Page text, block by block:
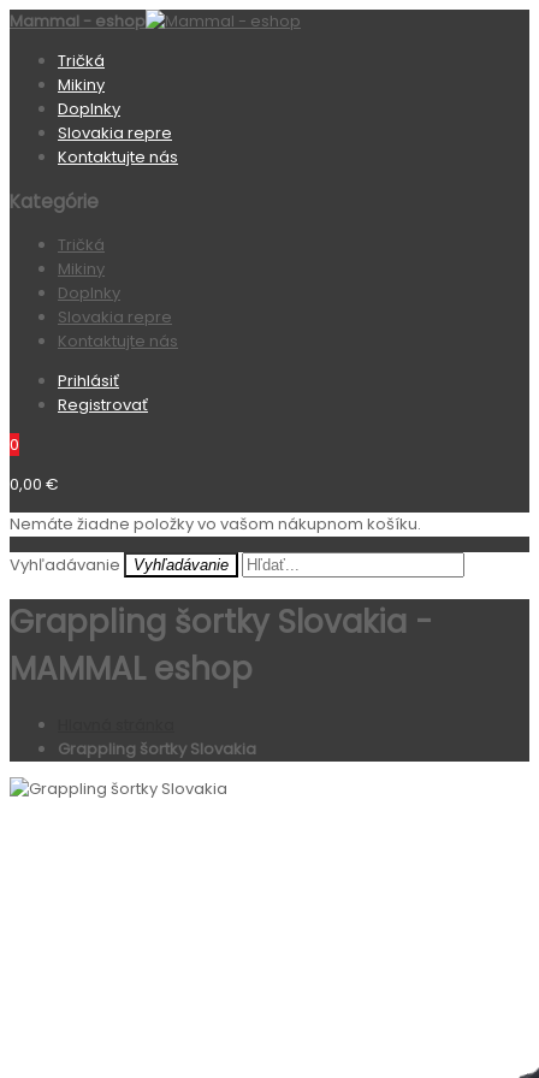
Mammal - eshop
Tričká
Mikiny
Doplnky
Slovakia repre
Kontaktujte nás
Kategórie
Tričká
Mikiny
Doplnky
Slovakia repre
Kontaktujte nás
Prihlásiť
Registrovať
0
0,00 €
Nemáte žiadne položky vo vašom nákupnom košíku.
Vyhľadávanie
Vyhľadávanie
Grappling šortky Slovakia -
MAMMAL eshop
Grappling šortky Slovakia